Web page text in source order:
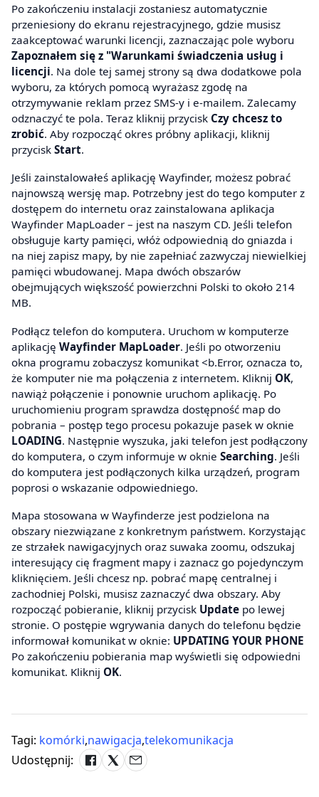
Po zakończeniu instalacji zostaniesz automatycznie
przeniesiony do ekranu rejestracyjnego, gdzie musisz
zaakceptować warunki licencji, zaznaczając pole wyboru
Zapoznałem się z "Warunkami świadczenia usług i
licencji. Na dole tej samej strony są dwa dodatkowe pola
wyboru, za których pomocą wyrażasz zgodę na
otrzymywanie reklam przez SMS-y i e-mailem. Zalecamy
odznaczyć te pola. Teraz kliknij przycisk Czy chcesz to
zrobić. Aby rozpocząć okres próbny aplikacji, kliknij
przycisk Start.
Jeśli zainstalowałeś aplikację Wayfinder, możesz pobrać
najnowszą wersję map. Potrzebny jest do tego komputer z
dostępem do internetu oraz zainstalowana aplikacja
Wayfinder MapLoader – jest na naszym CD. Jeśli telefon
obsługuje karty pamięci, włóż odpowiednią do gniazda i
na niej zapisz mapy, by nie zapełniać zazwyczaj niewielkiej
pamięci wbudowanej. Mapa dwóch obszarów
obejmujących większość powierzchni Polski to około 214
MB.
Podłącz telefon do komputera. Uruchom w komputerze
aplikację Wayfinder MapLoader. Jeśli po otworzeniu
okna programu zobaczysz komunikat <b.Error, oznacza to,
że komputer nie ma połączenia z internetem. Kliknij OK,
nawiąż połączenie i ponownie uruchom aplikację. Po
uruchomieniu program sprawdza dostępność map do
pobrania – postęp tego procesu pokazuje pasek w oknie
LOADING. Następnie wyszuka, jaki telefon jest podłączony
do komputera, o czym informuje w oknie Searching. Jeśli
do komputera jest podłączonych kilka urządzeń, program
poprosi o wskazanie odpowiedniego.
Mapa stosowana w Wayfinderze jest podzielona na
obszary niezwiązane z konkretnym państwem. Korzystając
ze strzałek nawigacyjnych oraz suwaka zoomu, odszukaj
interesujący cię fragment mapy i zaznacz go pojedynczym
kliknięciem. Jeśli chcesz np. pobrać mapę centralnej i
zachodniej Polski, musisz zaznaczyć dwa obszary. Aby
rozpocząć pobieranie, kliknij przycisk Update po lewej
stronie. O postępie wgrywania danych do telefonu będzie
informował komunikat w oknie: UPDATING YOUR PHONE
Po zakończeniu pobierania map wyświetli się odpowiedni
komunikat. Kliknij OK.
Tagi: komórki,nawigacja,telekomunikacja
Udostępnij: